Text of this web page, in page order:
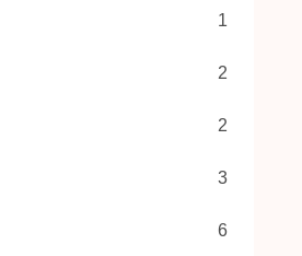
1
2
2
3
6